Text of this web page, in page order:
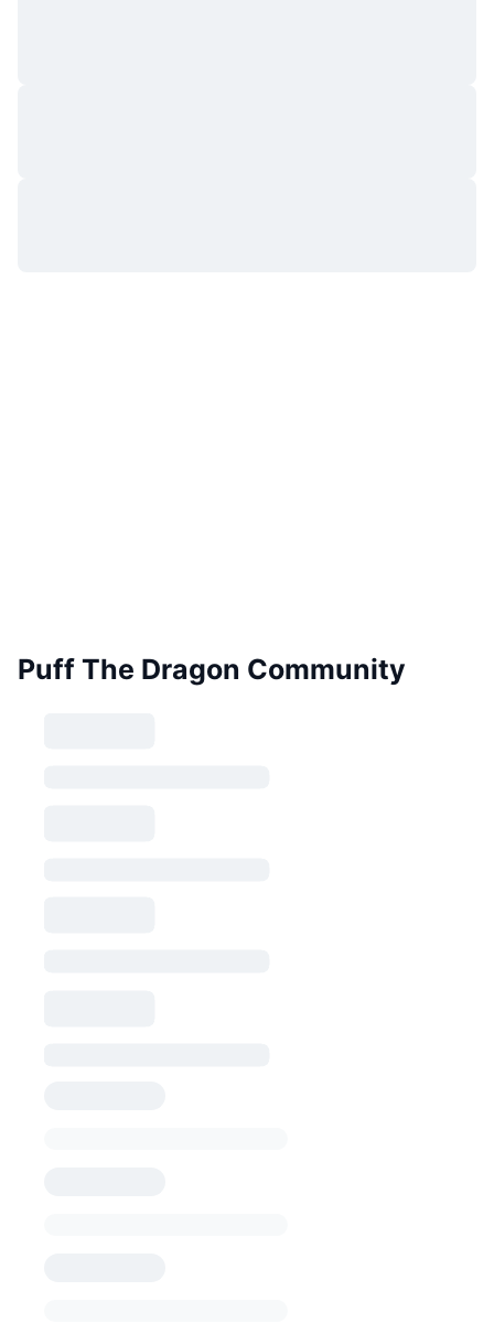
Puff The Dragon Community